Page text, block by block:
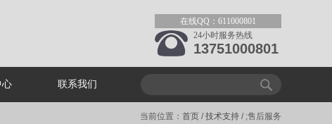
在线QQ：611000801
24小时服务热线
13751000801
心 联系我们
当前位置： 首页 /技术支持 / ;售后服务